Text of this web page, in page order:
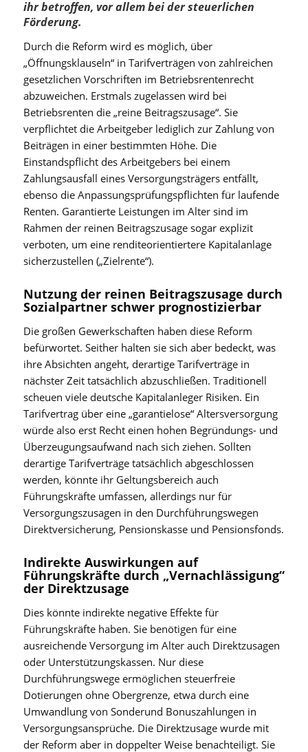
ihr betroffen, vor allem bei der steuerlichen
Förderung.
Durch die Reform wird es möglich, über
„Öffnungsklauseln“ in Tarifverträgen von zahlreichen
gesetzlichen Vorschriften im Betriebsrentenrecht
abzuweichen. Erstmals zugelassen wird bei
Betriebsrenten die „reine Beitragszusage“. Sie
verpflichtet die Arbeitgeber lediglich zur Zahlung von
Beiträgen in einer bestimmten Höhe. Die
Einstandspflicht des Arbeitgebers bei einem
Zahlungsausfall eines Versorgungsträgers entfällt,
ebenso die Anpassungsprüfungspflichten für laufende
Renten. Garantierte Leistungen im Alter sind im
Rahmen der reinen Beitragszusage sogar explizit
verboten, um eine renditeorientiertere Kapitalanlage
sicherzustellen („Zielrente“).
Nutzung der reinen Beitragszusage durch
Sozialpartner schwer prognostizierbar
Die großen Gewerkschaften haben diese Reform
befürwortet. Seither halten sie sich aber bedeckt, was
ihre Absichten angeht, derartige Tarifverträge in
nächster Zeit tatsächlich abzuschließen. Traditionell
scheuen viele deutsche Kapitalanleger Risiken. Ein
Tarifvertrag über eine „garantielose“ Altersversorgung
würde also erst Recht einen hohen Begründungs- und
Überzeugungsaufwand nach sich ziehen. Sollten
derartige Tarifverträge tatsächlich abgeschlossen
werden, könnte ihr Geltungsbereich auch
Führungskräfte umfassen, allerdings nur für
Versorgungszusagen in den Durchführungswegen
Direktversicherung, Pensionskasse und Pensionsfonds.
Indirekte Auswirkungen auf
Führungskräfte durch „Vernachlässigung“
der Direktzusage
Dies könnte indirekte negative Effekte für
Führungskräfte haben. Sie benötigen für eine
ausreichende Versorgung im Alter auch Direktzusagen
oder Unterstützungskassen. Nur diese
Durchführungswege ermöglichen steuerfreie
Dotierungen ohne Obergrenze, etwa durch eine
Umwandlung von Sonderund Bonuszahlungen in
Versorgungsansprüche. Die Direktzusage wurde mit
der Reform aber in doppelter Weise benachteiligt. Sie